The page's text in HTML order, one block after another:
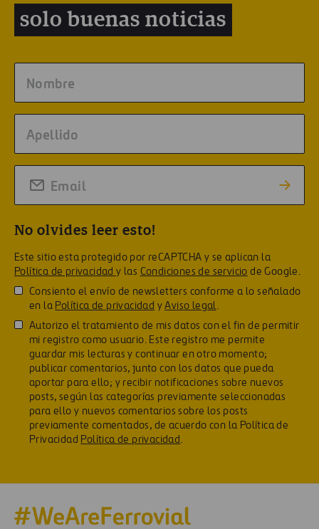
solo buenas noticias
No olvides leer esto!
Este sitio esta protegido por reCAPTCHA y se aplican la
Política de privacidady las Condiciones de servicio de Google.
Consiento el envío de newsletters conforme a lo señalado
en la Política de privacidad yAviso legal.
Autorizo el tratamiento de mis datos con el fin de permitir
mi registro como usuario. Este registro me permite
guardar mis lecturas y continuar en otro momento;
publicar comentarios, junto con los datos que pueda
aportar para ello; y recibir notificaciones sobre nuevos
posts, según las categorías previamente seleccionadas
para ello y nuevos comentarios sobre los posts
previamente comentados, de acuerdo con la Política de
Privacidad Política de privacidad.